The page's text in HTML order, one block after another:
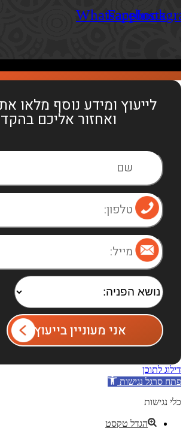
Facebook
Whatsapp
לייעוץ ומידע נוסף מלאו
ואחזור אליכם
אני מעוניין בייעוץ
דילוג לתוכן
פתח סרגל נגישות
כלי נגישות
הגדל טקסט